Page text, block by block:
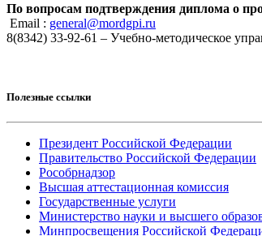
По вопросам подтверждения диплома о
Email : general@mordgpi.ru
8(8342) 33-92-61 – Учебно-методическое
Полезные ссылки
Президент Российской Федерации
Правительство Российской Федерации
Рособрнадзор
Высшая аттестационная комиссия
Государственные услуги
Министерство науки и высшего
Минпросвещения Российской